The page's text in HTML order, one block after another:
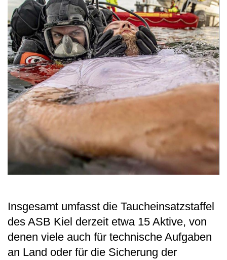
Insgesamt umfasst die Taucheinsatzstaffel
des ASB Kiel derzeit etwa 15 Aktive, von
denen viele auch für technische Aufgaben
an Land oder für die Sicherung der